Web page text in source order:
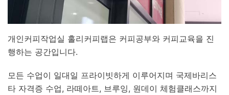
개인커피작업실 홀리커피랩은 커피공부와 커피교육을 진
행하는 공간입니다.
모든 수업이 일대일 프라이빗하게 이루어지며 국제바리스
타 자격증 수업, 라떼아트, 브루잉, 원데이 체험클래스까지